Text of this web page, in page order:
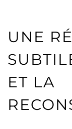
UNE
ET LA